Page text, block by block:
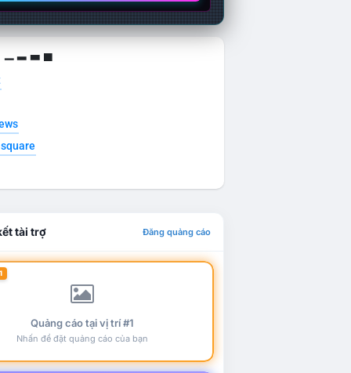
▁ ▂ ▃ ▄
tài trợ Đăng quảng cáo
Quảng cáo tại vị trí #1
Nhấn để đặt quảng cáo của bạn